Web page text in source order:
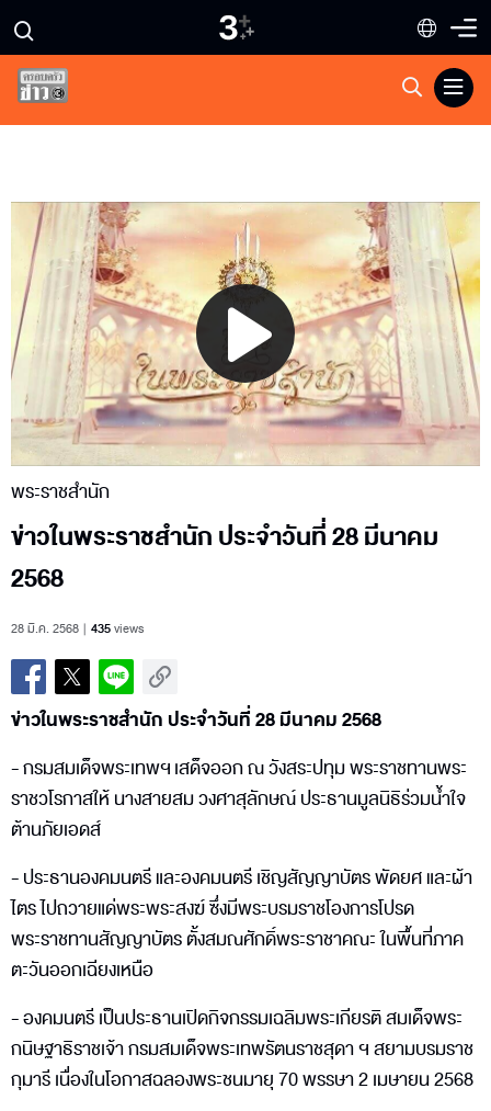
Play
Video
พระราชสำนัก
ข่าวในพระราชสำนัก ประจำวันที่ 28 มีนาคม
2568
28 มี.ค. 2568 435views
ข่าวในพระราชสำนัก ประจำวันที่ 28 มีนาคม 2568
- กรมสมเด็จพระเทพฯ เสด็จออก ณ วังสระปทุม พระราชทานพระ
ราชวโรกาสให้ นางสายสม วงศาสุลักษณ์ ประธานมูลนิธิร่วมน้ำใจ
ต้านภัยเอดส์
- ประธานองคมนตรี และองคมนตรี เชิญสัญญาบัตร พัดยศ และผ้า
ไตร ไปถวายแด่พระพระสงฆ์ ซึ่งมีพระบรมราชโองการโปรด
พระราชทานสัญญาบัตร ตั้งสมณศักดิ์พระราชาคณะ ในพื้นที่ภาค
ตะวันออกเฉียงเหนือ
- องคมนตรี เป็นประธานเปิดกิจกรรมเฉลิมพระเกียรติ สมเด็จพระ
กนิษฐาธิราชเจ้า กรมสมเด็จพระเทพรัตนราชสุดา ฯ สยามบรมราช
กุมารี เนื่องในโอกาสฉลองพระชนมายุ 70 พรรษา 2 เมษายน 2568